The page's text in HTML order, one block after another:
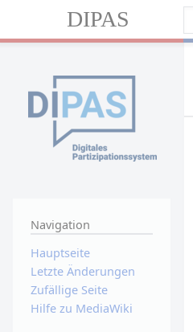
DIPAS
Navigation
Hauptseite
Letzte Änderungen
Zufällige Seite
Hilfe zu MediaWiki